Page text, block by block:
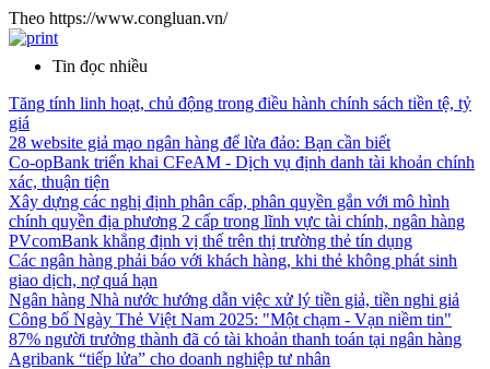
Theo https://www.congluan.vn/
Tin đọc nhiều
Tăng tính linh hoạt, chủ động trong điều hành chính sách tiền tệ, tỷ
giá
28 website giả mạo ngân hàng để lừa đảo: Bạn cần biết
Co-opBank triển khai CFeAM - Dịch vụ định danh tài khoản chính
xác, thuận tiện
Xây dựng các nghị định phân cấp, phân quyền gắn với mô hình
chính quyền địa phương 2 cấp trong lĩnh vực tài chính, ngân hàng
PVcomBank khẳng định vị thế trên thị trường thẻ tín dụng
Các ngân hàng phải báo với khách hàng, khi thẻ không phát sinh
giao dịch, nợ quá hạn
Ngân hàng Nhà nước hướng dẫn việc xử lý tiền giả, tiền nghi giả
Công bố Ngày Thẻ Việt Nam 2025: "Một chạm - Vạn niềm tin"
87% người trưởng thành đã có tài khoản thanh toán tại ngân hàng
Agribank “tiếp lửa” cho doanh nghiệp tư nhân